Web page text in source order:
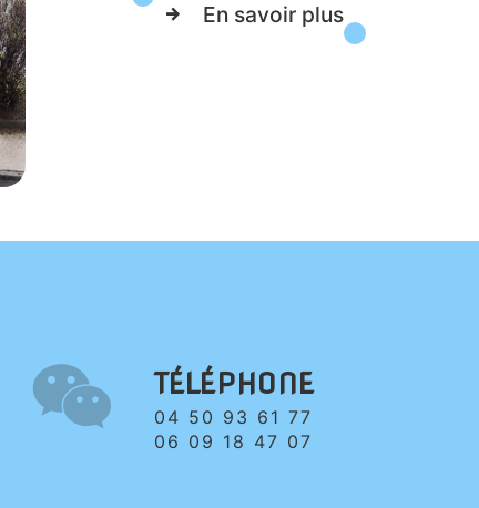
En savoir plus
TÉLÉPHONE
04 50 93 61 77
06 09 18 47 07